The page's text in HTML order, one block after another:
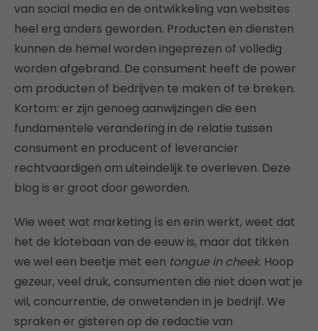
van social media en de ontwikkeling van websites
heel erg anders geworden. Producten en diensten
kunnen de hemel worden ingeprezen of volledig
worden afgebrand. De consument heeft de power
om producten of bedrijven te maken of te breken.
Kortom: er zijn genoeg aanwijzingen die een
fundamentele verandering in de relatie tussen
consument en producent of leverancier
rechtvaardigen om uiteindelijk te overleven. Deze
blog is er groot door geworden.
Wie weet wat marketing ís en erin werkt, weet dat
het de klotebaan van de eeuw is, maar dat tikken
we wel een beetje met een tongue in cheek. Hoop
gezeur, veel druk, consumenten die niet doen wat je
wil, concurrentie, de onwetenden in je bedrijf. We
spraken er gisteren op de redactie van